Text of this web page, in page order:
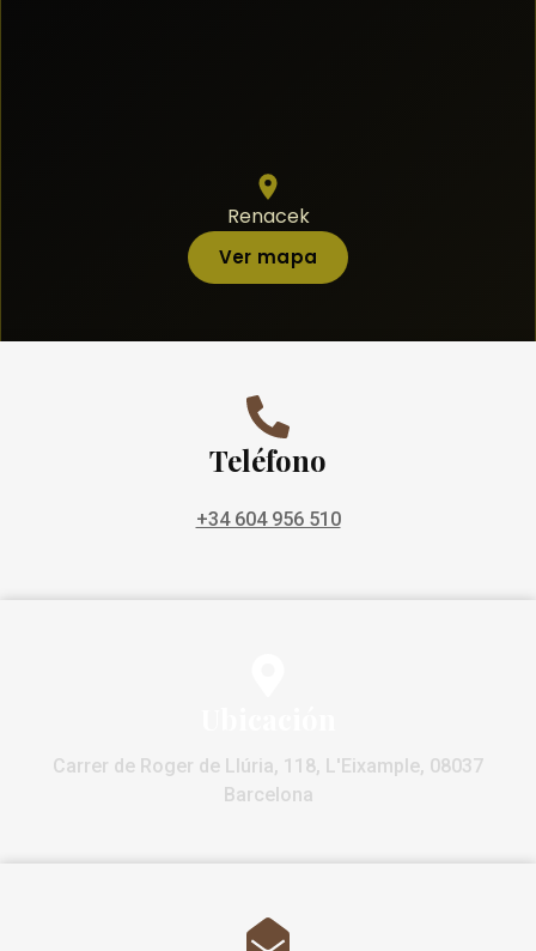
Renacek
Ver mapa
Teléfono
+34 604 956 510
Carrer de Roger de Llúria, 118, L'Eixample, 08037
Barcelona